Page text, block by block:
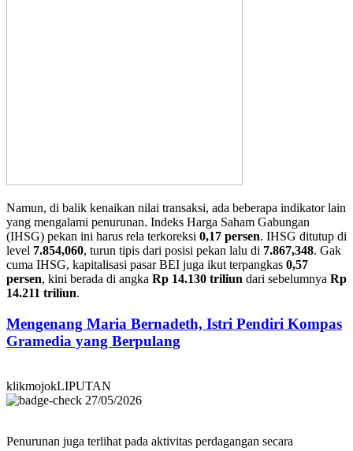
Namun, di balik kenaikan nilai transaksi, ada beberapa indikator lain
yang mengalami penurunan. Indeks Harga Saham Gabungan
(IHSG) pekan ini harus rela terkoreksi 0,17 persen. IHSG ditutup di
level 7.854,060, turun tipis dari posisi pekan lalu di 7.867,348. Gak
cuma IHSG, kapitalisasi pasar BEI juga ikut terpangkas 0,57
persen, kini berada di angka Rp 14.130 triliun dari sebelumnya Rp
14.211 triliun.
Mengenang Maria Bernadeth, Istri Pendiri Kompas
Gramedia yang Berpulang
klikmojokLIPUTAN
27/05/2026
Penurunan juga terlihat pada aktivitas perdagangan secara